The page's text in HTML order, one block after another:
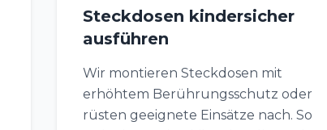
Steckdosen kindersicher
ausführen
Wir montieren Steckdosen mit
erhöhtem Berührungsschutz oder
rüsten geeignete Einsätze nach. So